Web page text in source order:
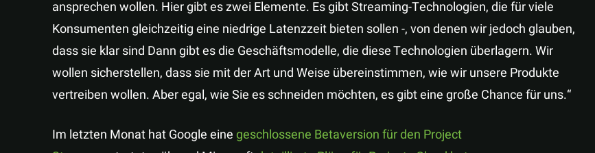
ansprechen wollen. Hier gibt es zwei Elemente. Es gibt Streaming-Technologien, die für viele
Konsumenten gleichzeitig eine niedrige Latenzzeit bieten sollen -, von denen wir jedoch glauben,
dass sie klar sind Dann gibt es die Geschäftsmodelle, die diese Technologien überlagern. Wir
wollen sicherstellen, dass sie mit der Art und Weise übereinstimmen, wie wir unsere Produkte
vertreiben wollen. Aber egal, wie Sie es schneiden möchten, es gibt eine große Chance für uns.“
Im letzten Monat hat Google eine geschlossene Betaversion für den Project